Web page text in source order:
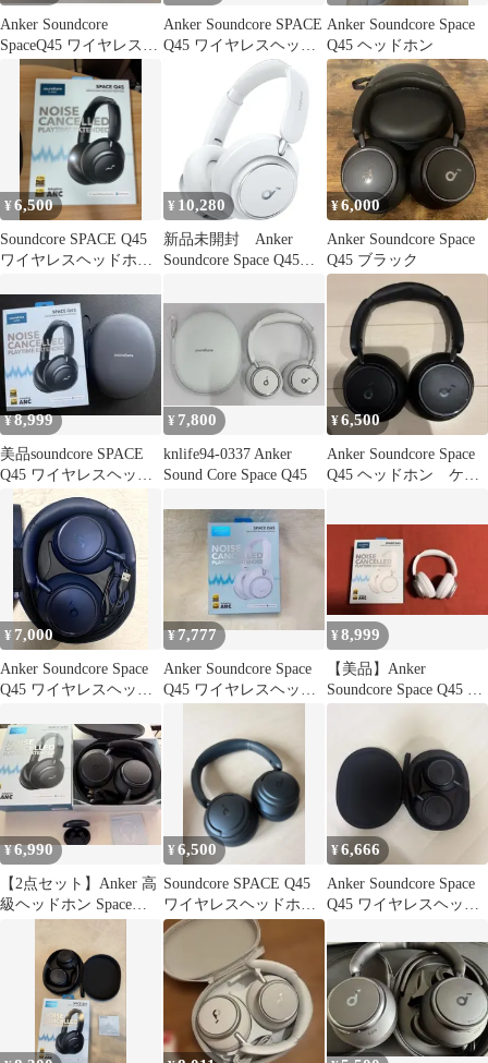
Anker Soundcore
SpaceQ45 ワイヤレスヘ
ッドホン ブラック
Anker Soundcore SPACE
Q45 ワイヤレスヘッド
Anker Soundcore Space
Q45 ヘッドホン
¥6,500
Soundcore SPACE Q45
ワイヤレスヘッドホン
¥ 10,280
新品未開封 Anker
Soundcore Space Q45
¥6,000
Anker Soundcore Space
Q45 ブラック
¥8,999
美品soundcore SPACE
Q45 ワイヤレスヘッド
ホン サウンドコア
¥ 7,800
knlife94-0337 Anker
Sound Core Space Q45
¥6,500
Anker Soundcore Space
Q45 ヘッドホン ケー
¥ 7,000
Anker Soundcore Space
Q45 ワイヤレスヘッド
¥7,777
Anker Soundcore Space
Q45 ワイヤレスヘッド
¥8,999
【美品】Anker
Soundcore Space Q45 ホ
¥6,990
⁠【2点セット】Anker 高
級ヘッドホン Space
¥6,500
Soundcore SPACE Q45
ワイヤレスヘッドホン
本体 ネイビー
¥6,666
Anker Soundcore Space
Q45 ワイヤレスヘッド